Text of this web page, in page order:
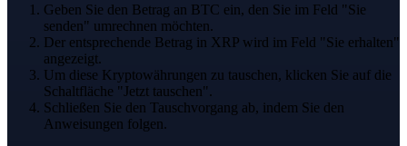
Geben Sie den Betrag an BTC ein, den Sie im Feld "Sie
senden" umrechnen möchten.
Der entsprechende Betrag in XRP wird im Feld "Sie erhalten"
angezeigt.
Um diese Kryptowährungen zu tauschen, klicken Sie auf die
Schaltfläche "Jetzt tauschen".
Schließen Sie den Tauschvorgang ab, indem Sie den
Anweisungen folgen.